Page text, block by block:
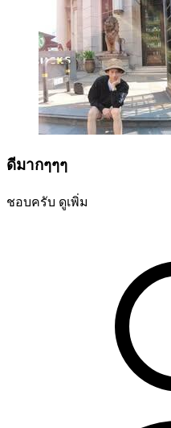
ดีมากๆๆๆ
ชอบครับ ดูเพิ่ม